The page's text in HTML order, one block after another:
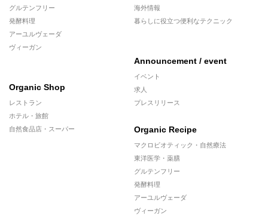
グルテンフリー
発酵料理
アーユルヴェーダ
ヴィーガン
Organic Shop
レストラン
ホテル・旅館
自然食品店・スーパー
海外情報
暮らしに役立つ便利なテクニック
Announcement / event
イベント
求人
プレスリリース
Organic Recipe
マクロビオティック・自然療法
東洋医学・薬膳
グルテンフリー
発酵料理
アーユルヴェーダ
ヴィーガン